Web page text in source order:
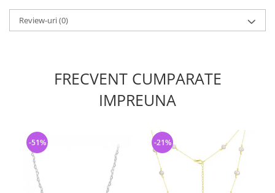
Review-uri(0)
FRECVENT CUMPARATE
IMPREUNA
-51% -21%